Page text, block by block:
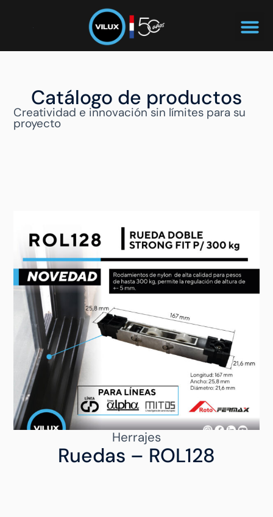
Catálogo de productos
Creatividad e innovación sin límites para su
proyecto
Herrajes
Ruedas – ROL128